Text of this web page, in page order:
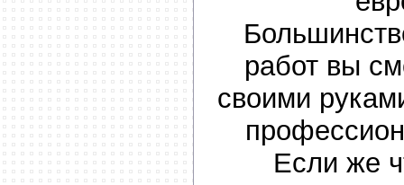
работ вы
своими
Если же